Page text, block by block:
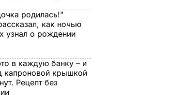
родилась!"
как ночью
узнал о рождении
в каждую банку – и
капроновой крышкой
Рецепт без